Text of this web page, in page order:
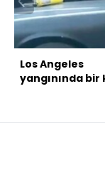
Los Angeles
yangınında bir